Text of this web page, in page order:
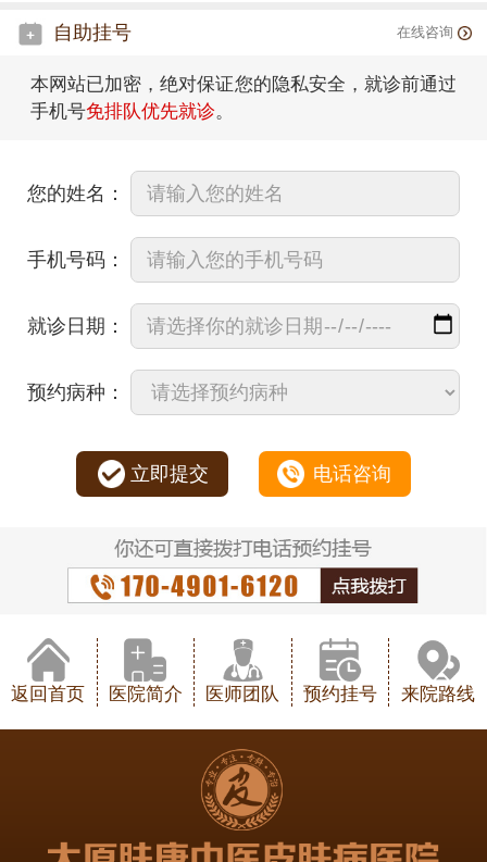
自助挂号 在线咨询
本网站已加密，绝对保证您的隐私安全，就诊前通过
手机号免排队优先就诊。
您的姓名：
手机号码：
就诊日期：
预约病种：
立即提交 电话咨询
返回首页 医院简介 医师团队 预约挂号 来院路线